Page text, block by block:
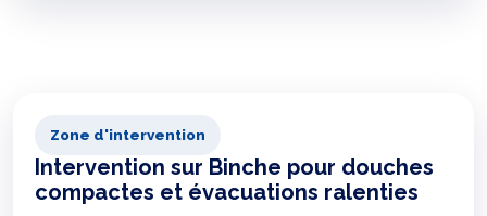
Zone d'intervention
Intervention sur Binche pour douches
compactes et évacuations ralenties